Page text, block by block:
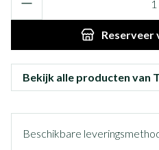
Reserveer
Bekijk alle producten van
Beschikbare